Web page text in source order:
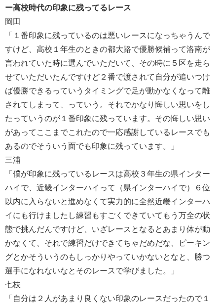
ー高校時代の印象に残ってるレース
岡田
「１番印象に残っているのは悪いレースになっちゃうんで
すけど、高校１年生のときの都大路で優勝候補って洛南が
言われていた時に選んでいただいて、その時に５区を走ら
せていただいたんですけど２番で渡されて自分が追いつけ
ば優勝できるっていうタイミングで足が動かなくなって離
されてしまって、っていう。それでかなり悔しい思いをし
たっていうのが１番印象に残っています。その悔しい思い
があってここまでこれたので一応感謝しているレースでも
あるのでそういう面でも印象に残っています。」
三浦
「僕が印象に残っているレースは高校３年生の県インター
ハイで、近畿インターハイって（県インターハイで）６位
以内に入らないと進めなくて実力的に全然近畿インターハ
イにも行けましたし練習もすごくできていてもう万全の状
態で挑んだんですけど、いざレースとなるとあまり体が動
かなくて、それで練習だけできてちゃだめだな、ピーキン
グとかそういうのもしっかりやっていかないとなと、勝つ
選手になれないなとそのレースで学びました。」
七枝
「自分は２人があまり良くない印象のレースだったので１